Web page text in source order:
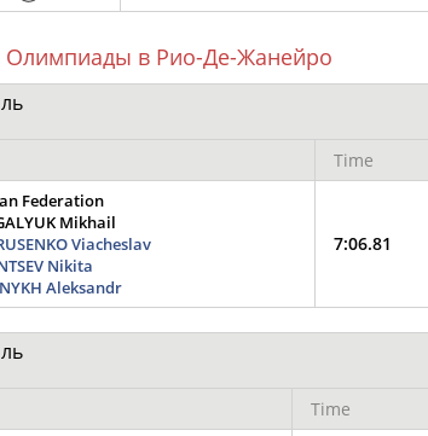
АБДЫКАЛЫКОВ
Захария
АБРАМАШВИЛИ
Александр
АБРАМОВ
Олимпиады в Рио-Де-Жанейро
Time
Federation
Mikhail
Viacheslav
Nikita
Aleksandr
7:06.81
Time